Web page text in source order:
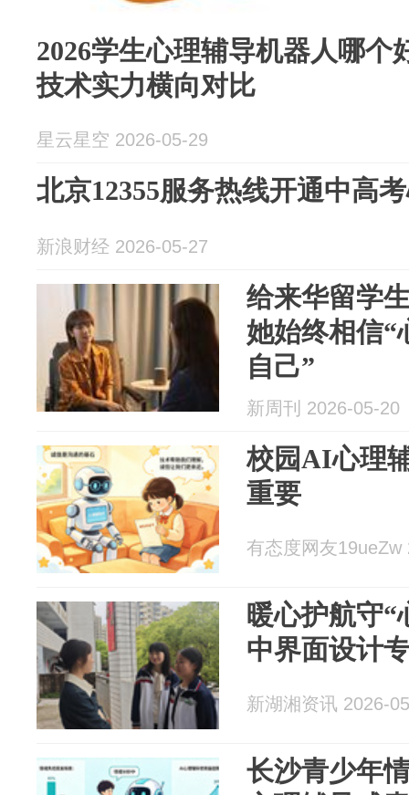
2026学生心理辅导机器人哪个
技术实力横向对比
星云星空 2026-05-29
北京12355服务热线开通中高
新浪财经 2026-05-27
给来华留学
她始终相信“
自己”
新周刊 2026-05-20
校园AI心理
重要
有态度网友19ueZw
暖心护航守
中界面设计
新湖湘资讯 2026-
长沙青少年